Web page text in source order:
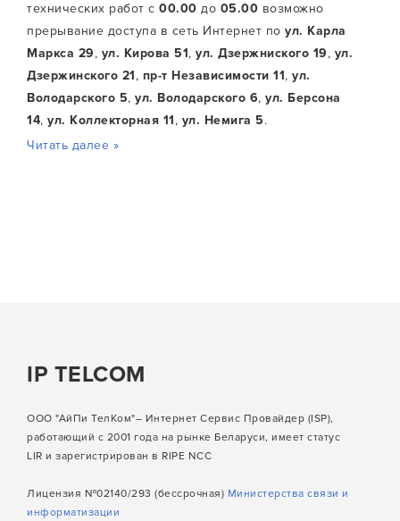
технических работ с 00.00 до 05.00 возможно
прерывание доступа в сеть Интернет по ул. Карла
Маркса 29, ул. Кирова 51, ул. Дзержниского 19, ул.
Дзержинского 21, пр-т Независимости 11, ул.
Володарского 5, ул. Володарского 6, ул. Берсона
14, ул. Коллекторная 11, ул. Немига 5.
Читать далее »
IP TELCOM
ООО "АйПи ТелКом"– Интернет Сервис Провайдер (ISP),
работающий с 2001 года на рынке Беларуси, имеет статус
LIR и зарегистрирован в RIPE NCC
Лицензия №02140/293 (бессрочная) Министерства связи и
информатизации